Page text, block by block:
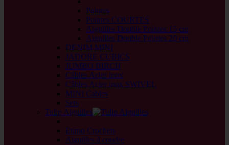
Pointes
Pointes COURTES
Aiguilles Double Pointes 15 cm
Aiguilles Double Pointes 20 cm
DENIM MINI
JADORE CUBICS
JUMBO BIRCH
Câbles Acier inox
Câbles Acier inox SWIVEL
MINI Cables
Sets
Tulip Aiguilles
Etimo Crochets
Aiguilles à coudre